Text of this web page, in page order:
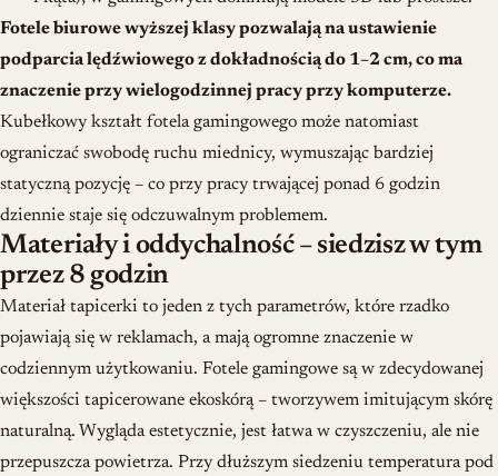
Fotele biurowe wyższej klasy pozwalają na ustawienie
podparcia lędźwiowego z dokładnością do 1–2 cm, co ma
znaczenie przy wielogodzinnej pracy przy komputerze.
Kubełkowy kształt fotela gamingowego może natomiast
ograniczać swobodę ruchu miednicy, wymuszając bardziej
statyczną pozycję – co przy pracy trwającej ponad 6 godzin
dziennie staje się odczuwalnym problemem.
Materiały i oddychalność – siedzisz w tym
przez 8 godzin
Materiał tapicerki to jeden z tych parametrów, które rzadko
pojawiają się w reklamach, a mają ogromne znaczenie w
codziennym użytkowaniu. Fotele gamingowe są w zdecydowanej
większości tapicerowane ekoskórą– tworzywem imitującym skórę
naturalną. Wygląda estetycznie, jest łatwa w czyszczeniu, ale nie
przepuszcza powietrza. Przy dłuższym siedzeniu temperatura pod